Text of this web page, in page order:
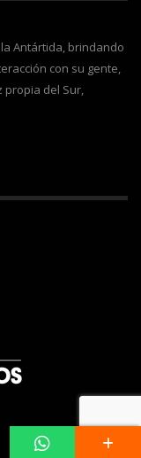
Antártida, brindando
con su gente,
propia del Sur,